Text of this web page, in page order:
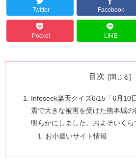
Twitter Facebook
Pocket LINE
目次
Infoseek楽天クイズ6/15「6月10
震で大きな被害を受けた熊本城
明らかにしました。およそいくら
お小遣いサイト情報